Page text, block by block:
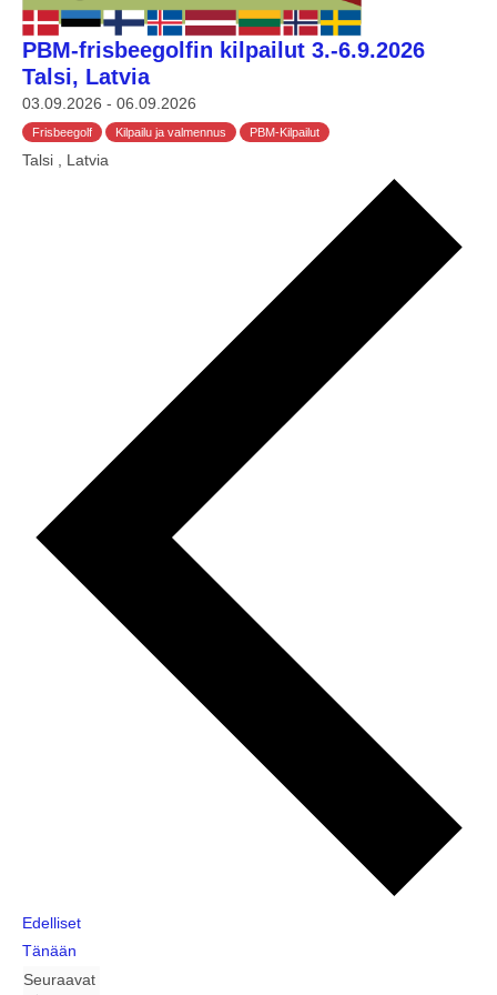
.
PBM-frisbeegolfin kilpailut 3.-6.9.2026
Talsi, Latvia
03.09.2026 - 06.09.2026
Frisbeegolf Kilpailu ja valmennus PBM-Kilpailut
Talsi , Latvia
EdellisetT
p
Tänään
Seuraavat